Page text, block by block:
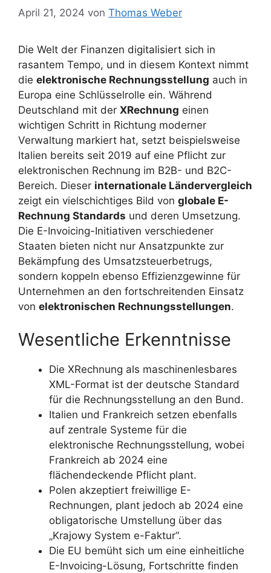
April 21, 2024 von Thomas Weber
Die Welt der Finanzen digitalisiert sich in
rasantem Tempo, und in diesem Kontext nimmt
die elektronische Rechnungsstellung auch in
Europa eine Schlüsselrolle ein. Während
Deutschland mit der XRechnung einen
wichtigen Schritt in Richtung moderner
Verwaltung markiert hat, setzt beispielsweise
Italien bereits seit 2019 auf eine Pflicht zur
elektronischen Rechnung im B2B- und B2C-
Bereich. Dieser internationale Ländervergleich
zeigt ein vielschichtiges Bild von globale E-
Rechnung Standards und deren Umsetzung.
Die E-Invoicing-Initiativen verschiedener
Staaten bieten nicht nur Ansatzpunkte zur
Bekämpfung des Umsatzsteuerbetrugs,
sondern koppeln ebenso Effizienzgewinne für
Unternehmen an den fortschreitenden Einsatz
von elektronischen Rechnungsstellungen.
Wesentliche Erkenntnisse
Die XRechnung als maschinenlesbares
XML-Format ist der deutsche Standard
für die Rechnungsstellung an den Bund.
Italien und Frankreich setzen ebenfalls
auf zentrale Systeme für die
elektronische Rechnungsstellung, wobei
Frankreich ab 2024 eine
flächendeckende Pflicht plant.
Polen akzeptiert freiwillige E-
Rechnungen, plant jedoch ab 2024 eine
obligatorische Umstellung über das
„Krajowy System e-Faktur“.
Die EU bemüht sich um eine einheitliche
E-Invoicing-Lösung, Fortschritte finden